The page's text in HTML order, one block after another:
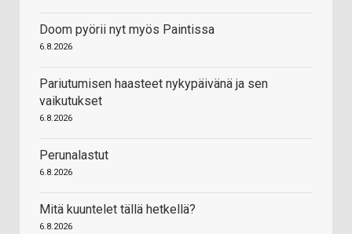
Doom pyörii nyt myös Paintissa
6.8.2026
Pariutumisen haasteet nykypäivänä ja sen
vaikutukset
6.8.2026
Perunalastut
6.8.2026
Mitä kuuntelet tällä hetkellä?
6.8.2026